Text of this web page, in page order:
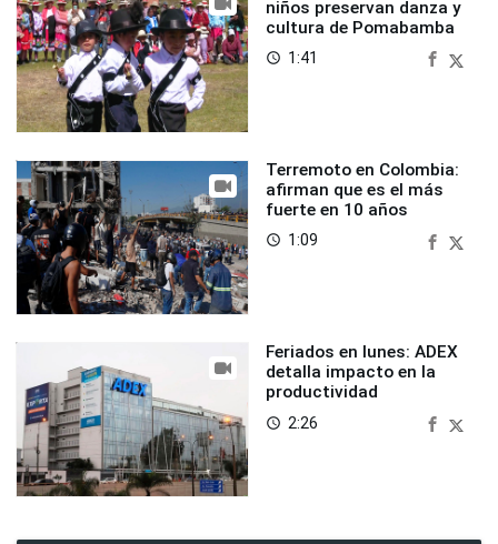
niños preservan danza y
cultura de Pomabamba
access_time 1:41
Terremoto en Colombia:
afirman que es el más
fuerte en 10 años
access_time 1:09
Feriados en lunes: ADEX
detalla impacto en la
productividad
access_time 2:26